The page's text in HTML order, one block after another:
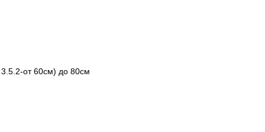
от 60см) до 80см